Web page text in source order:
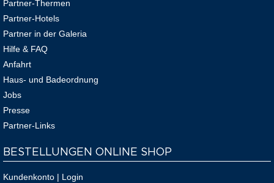
Partner-Thermen
Partner-Hotels
Partner in der Galeria
Hilfe & FAQ
Anfahrt
Haus- und Badeordnung
Jobs
Presse
Partner-Links
BESTELLUNGEN ONLINE SHOP
Kundenkonto | Login